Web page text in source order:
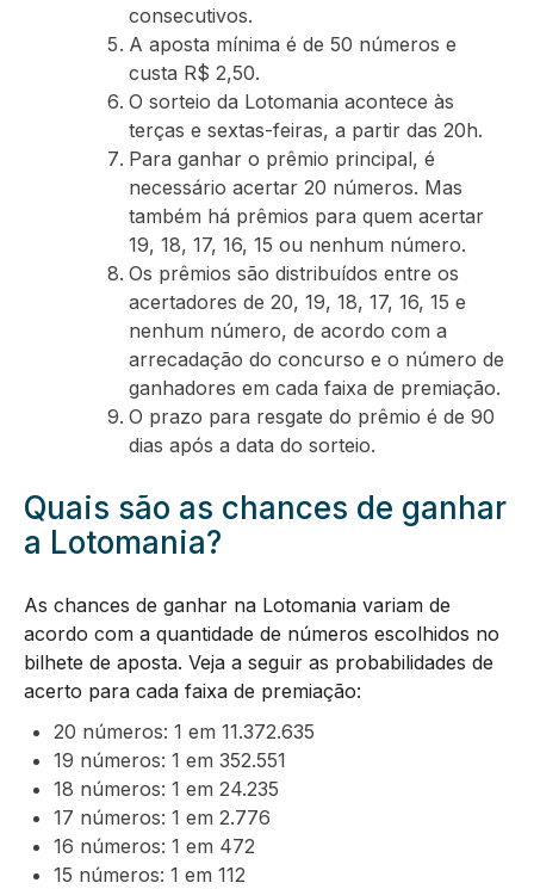
consecutivos.
A aposta mínima é de 50 números e
custa R$ 2,50.
O sorteio da Lotomania acontece às
terças e sextas-feiras, a partir das 20h.
Para ganhar o prêmio principal, é
necessário acertar 20 números. Mas
também há prêmios para quem acertar
19, 18, 17, 16, 15 ou nenhum número.
Os prêmios são distribuídos entre os
acertadores de 20, 19, 18, 17, 16, 15 e
nenhum número, de acordo com a
arrecadação do concurso e o número de
ganhadores em cada faixa de premiação.
O prazo para resgate do prêmio é de 90
dias após a data do sorteio.
Quais são as chances de ganhar
a Lotomania?
As chances de ganhar na Lotomania variam de
acordo com a quantidade de números escolhidos no
bilhete de aposta. Veja a seguir as probabilidades de
acerto para cada faixa de premiação:
20 números: 1 em 11.372.635
19 números: 1 em 352.551
18 números: 1 em 24.235
17 números: 1 em 2.776
16 números: 1 em 472
15 números: 1 em 112